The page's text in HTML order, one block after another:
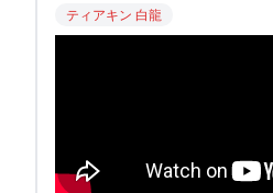
ティアキン 白龍